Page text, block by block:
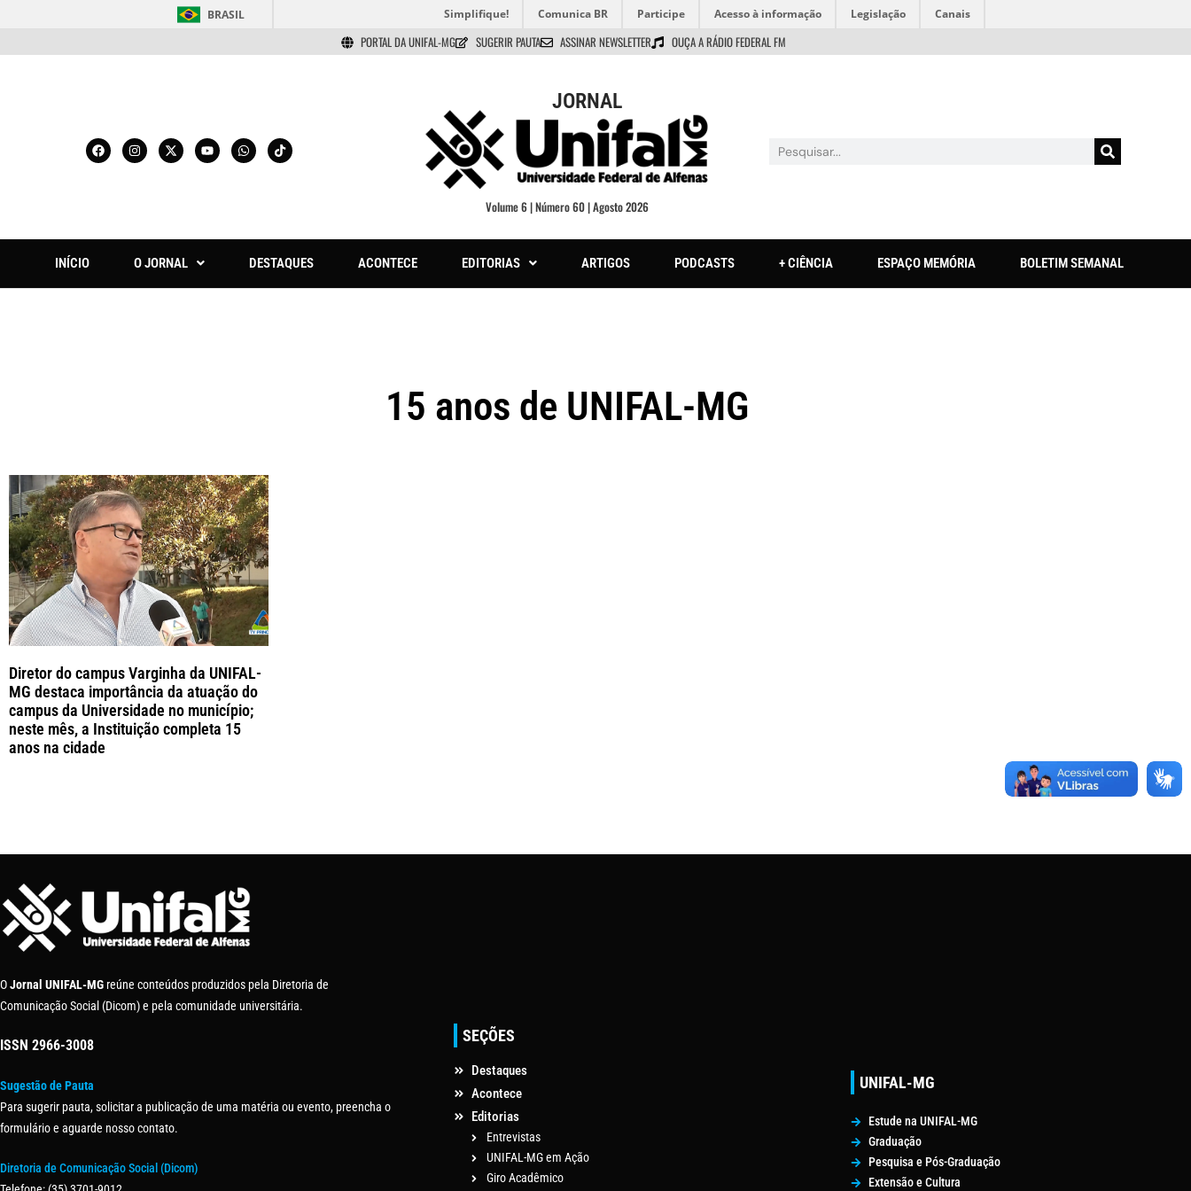
BRASIL Simplifique! Comunica BR Participe Acesso à informação Legislação Canais
PORTAL DA UNIFAL-MG SUGERIR PAUTA ASSINAR NEWSLETTER OUÇA A RÁDIO FEDERAL FM
JORNAL
Volume 6 | Número 60 | Agosto 2026
INÍCIO O JORNAL DESTAQUES ACONTECE EDITORIAS ARTIGOS PODCASTS + CIÊNCIA ESPAÇO MEMÓRIA BOLETIM SEMANAL
15 anos de UNIFAL-MG
Diretor do campus Varginha da UNIFAL-
MG destaca importância da atuação do
campus da Universidade no município;
neste mês, a Instituição completa 15
anos na cidade
OJornal UNIFAL-MG reúne conteúdos produzidos pela Diretoria de
Comunicação Social (Dicom) e pela comunidade universitária.
ISSN 2966-3008
Sugestão de Pauta
Para sugerir pauta, solicitar a publicação de uma matéria ou evento, preencha o
formulário e aguarde nosso contato.
Diretoria de Comunicação Social (Dicom)
SEÇÕES
Destaques
Acontece
Editorias
Entrevistas
UNIFAL-MG em Ação
Giro Acadêmico
UNIFAL-MG
Estude na UNIFAL-MG
Graduação
Pesquisa e Pós-Graduação
Extensão e Cultura